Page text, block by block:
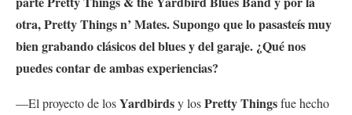
otra, Pretty Things n’ Mates. Supongo que lo pasasteís muy
bien grabando clásicos del blues y del garaje. ¿Qué nos
puedes contar de ambas experiencias?
—El proyecto de losYardbirdsy losPretty Thingsfue hecho